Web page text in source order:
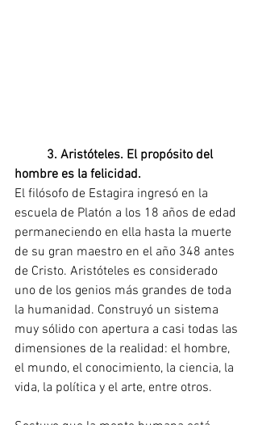
3. Aristóteles. El propósito del
hombre es la felicidad.
El filósofo de Estagira ingresó en la
escuela de Platón a los 18 años de edad
permaneciendo en ella hasta la muerte
de su gran maestro en el año 348 antes
de Cristo. Aristóteles es considerado
uno de los genios más grandes de toda
la humanidad. Construyó un sistema
muy sólido con apertura a casi todas las
dimensiones de la realidad: el hombre,
el mundo, el conocimiento, la ciencia, la
vida, la política y el arte, entre otros.